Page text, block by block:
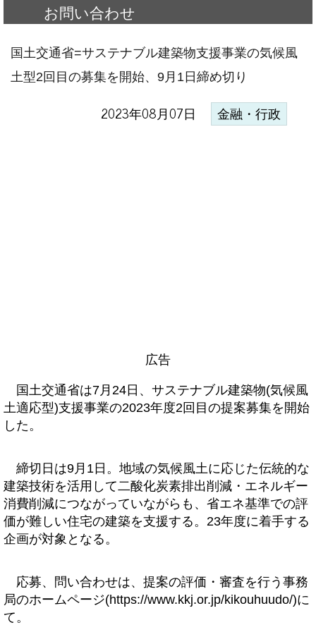
お問い合わせ
国土交通省=サステナブル建築物支援事業の気候風
土型2回目の募集を開始、9月1日締め切り
2023年08月07日 金融・行政
広告
国土交通省は7月24日、サステナブル建築物(気候風
土適応型)支援事業の2023年度2回目の提案募集を開始
した。
締切日は9月1日。地域の気候風土に応じた伝統的な
建築技術を活用して二酸化炭素排出削減・エネルギー
消費削減につながっていながらも、省エネ基準での評
価が難しい住宅の建築を支援する。23年度に着手する
企画が対象となる。
応募、問い合わせは、提案の評価・審査を行う事務
局のホームページ(https://www.kkj.or.jp/kikouhuudo/)に
て。